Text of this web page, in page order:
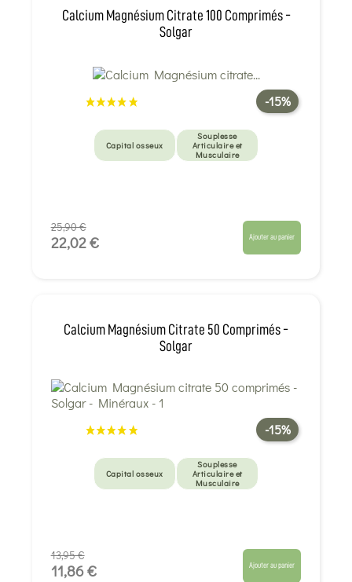
Calcium Magnésium Citrate 100 Comprimés -
Solgar
-15%
Capital osseux
Souplesse
Articulaire et
Musculaire
25,90 €
22,02 € Ajouter au panier
Calcium Magnésium Citrate 50 Comprimés -
Solgar
-15%
Capital osseux
Souplesse
Articulaire et
Musculaire
13,95 €
11,86 € Ajouter au panier